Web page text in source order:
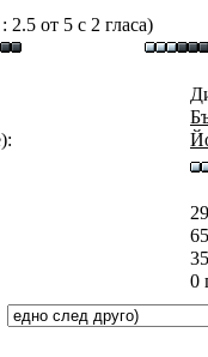
от 5 с 2 гласа)
0